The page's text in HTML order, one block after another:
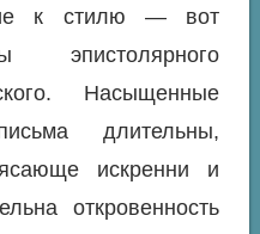
к стилю — вот
эпистолярного
Насыщенные
длительны,
искренни и
откровенность